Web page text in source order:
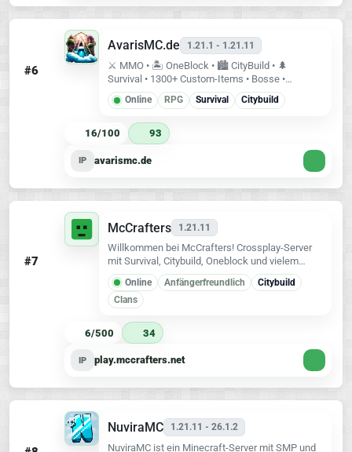
#6
AvarisMC.de 1.21.1 - 1.21.11
⚔️ MMO • 🏝️ OneBlock • 🏙️ CityBuild • 🌲
Survival • 1300+ Custom-Items • Bosse •
Dungeons • Events • Java & Bedrock • IP:
avarismc.de • Bedrock:
Online RPG Survival Citybuild
16/100 93
IP avarismc.de
#7
McCrafters 1.21.11
Willkommen bei McCrafters! Crossplay-Server
mit Survival, Citybuild, Oneblock und vielem
mehr. Baue, entdecke und werde Teil unserer
Community. Join and Craft.
Online Anfängerfreundlich
Citybuild
Clans
6/500 34
IP play.mccrafters.net
NuviraMC 1.21.11 - 26.1.2
NuviraMC ist ein Minecraft-Server mit SMP und